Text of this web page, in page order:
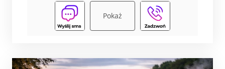
Pokaż